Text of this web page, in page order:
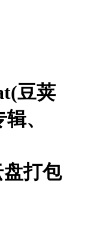
豆荚
、
打包